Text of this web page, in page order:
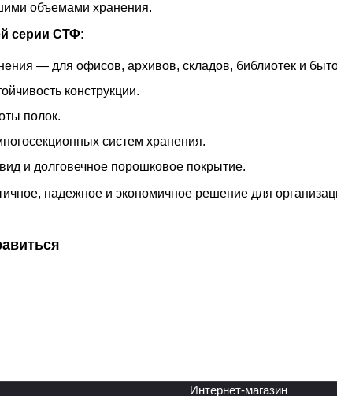
объемами хранения.
серии СТФ:
— для офисов, архивов, складов, библиотек и
конструкции.
полок.
систем хранения.
и долговечное порошковое покрытие.
надежное и экономичное решение для
Интернет-магазин